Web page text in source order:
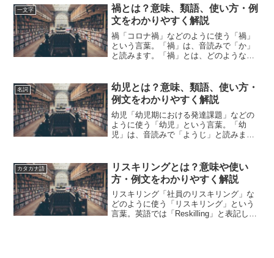
い方や類語について、小説などの用例を
紹介して、わかりやすく解...
一文字
禍とは？意味、類語、使い方・例
文をわかりやすく解説
禍「コロナ禍」などのように使う「禍」
という言葉。「禍」は、音読みで「か」
と読みます。「禍」とは、どのような意
小説などの用例を紹介しながら、わかり
やすく解説していきます。禍の...
名詞
幼児とは？意味、類語、使い方・
例文をわかりやすく解説
幼児「幼児期における発達課題」などの
ように使う「幼児」という言葉。「幼
児」は、音読みで「ようじ」と読みま
意味や使い方や類語について、小説など
の用例を紹介して、わかりやす...
カタカナ語
リスキリングとは？意味や使い
方・例文をわかりやすく解説
リスキリング「社員のリスキリング」な
どのように使う「リスキリング」という
言葉。英語では「Reskilling」と表記しま